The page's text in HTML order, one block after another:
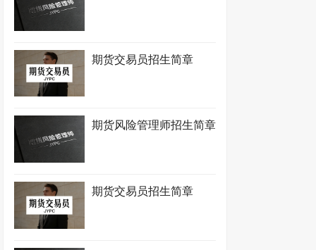
期货交易员招生简章
期货风险管理师招生简章
期货交易员招生简章